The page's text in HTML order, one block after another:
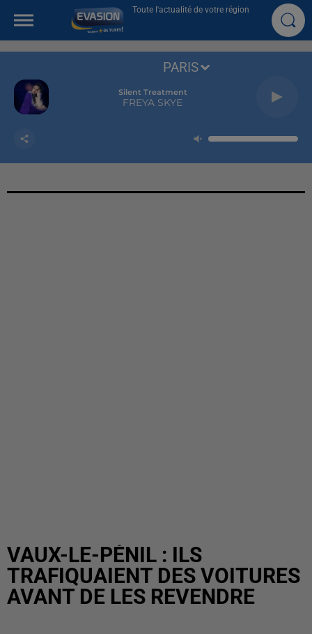
Toute l'actualité de votre région
Silent Treatment
FREYA SKYE
PARIS
VAUX-LE-PÉNIL : ILS
TRAFIQUAIENT DES VOITURES
AVANT DE LES REVENDRE